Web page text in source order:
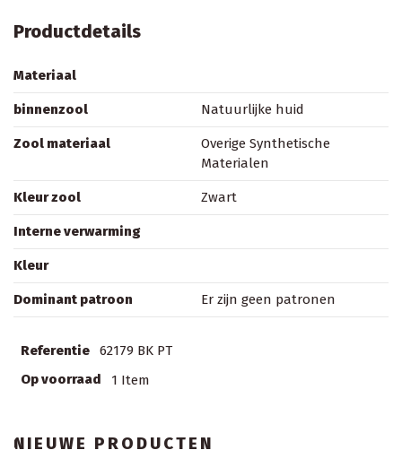
Productdetails
Materiaal
binnenzool Natuurlijke huid
Zool materiaal
Overige Synthetische
Materialen
Kleur zool Zwart
Interne verwarming
Kleur
Dominant patroon Er zijn geen patronen
Referentie
62179 BK PT
Op voorraad
1 Item
NIEUWE PRODUCTEN